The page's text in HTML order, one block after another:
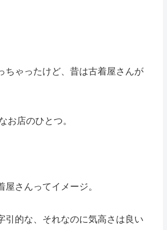
ちゃったけど、昔は古着屋さんが
お店のひとつ。
さんってイメージ。
引的な、それなのに気高さは良い